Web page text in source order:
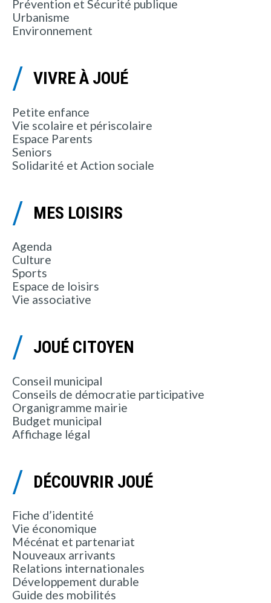
Prévention et Sécurité publique
Urbanisme
Environnement
VIVRE À JOUÉ
Petite enfance
Vie scolaire et périscolaire
Espace Parents
Seniors
Solidarité et Action sociale
MES LOISIRS
Agenda
Culture
Sports
Espace de loisirs
Vie associative
JOUÉ CITOYEN
Conseil municipal
Conseils de démocratie participative
Organigramme mairie
Budget municipal
Affichage légal
DÉCOUVRIR JOUÉ
Fiche d’identité
Vie économique
Mécénat et partenariat
Nouveaux arrivants
Relations internationales
Développement durable
Guide des mobilités